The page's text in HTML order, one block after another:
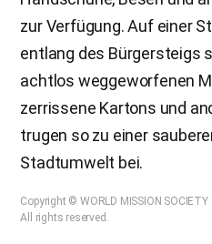
zur Verfügung. Auf einer
entlang des Bürgersteigs
achtlos weggeworfenen
zerrissene Kartons und
trugen so zu einer
Stadtumwelt bei.
Copyright © WORLD MISSION SOCIETY
All rights reserved.